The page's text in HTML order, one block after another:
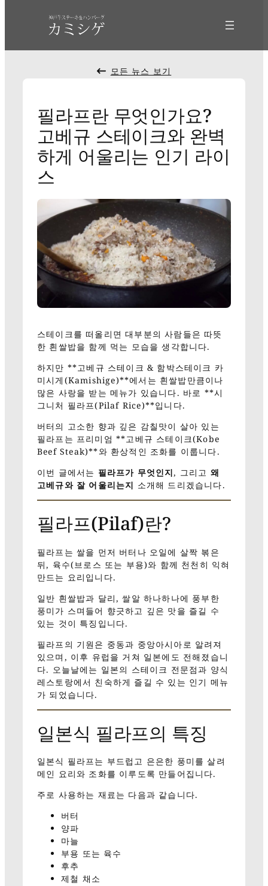
바
모든 뉴스 보기
필라프란 무엇인가요?
고베규 스테이크와 완벽
하게 어울리는 인기 라이
스
스테이크를 떠올리면 대부분의 사람들은 따뜻
한 흰쌀밥을 함께 먹는 모습을 생각합니다.
하지만 **고베규 스테이크 & 함박스테이크 카
미시게(Kamishige)**에서는 흰쌀밥만큼이나
많은 사랑을 받는 메뉴가 있습니다. 바로 **시
그니처 필라프(Pilaf Rice)**입니다.
버터의 고소한 향과 깊은 감칠맛이 살아 있는
필라프는 프리미엄 **고베규 스테이크(Kobe
Beef Steak)**와 환상적인 조화를 이룹니다.
이번 글에서는 필라프가 무엇인지, 그리고 왜
고베규와 잘 어울리는지 소개해 드리겠습니다.
필라프(Pilaf)란?
필라프는 쌀을 먼저 버터나 오일에 살짝 볶은
뒤, 육수(브로스 또는 부용)와 함께 천천히 익혀
만드는 요리입니다.
일반 흰쌀밥과 달리, 쌀알 하나하나에 풍부한
풍미가 스며들어 향긋하고 깊은 맛을 즐길 수
있는 것이 특징입니다.
필라프의 기원은 중동과 중앙아시아로 알려져
있으며, 이후 유럽을 거쳐 일본에도 전해졌습니
다. 오늘날에는 일본의 스테이크 전문점과 양식
레스토랑에서 친숙하게 즐길 수 있는 인기 메뉴
가 되었습니다.
일본식 필라프의 특징
일본식 필라프는 부드럽고 은은한 풍미를 살려
메인 요리와 조화를 이루도록 만들어집니다.
주로 사용하는 재료는 다음과 같습니다.
버터
양파
마늘
부용 또는 육수
후추
제철 채소